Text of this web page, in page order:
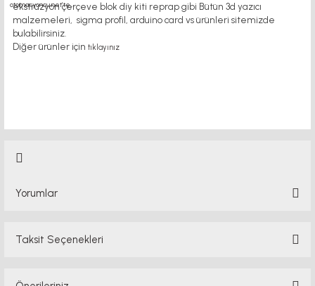
ekstrüzyon çerçeve blok diy kiti reprap gibi Bütün 3d yazıcı
malzemeleri, sigma profil, arduino card vs ürünleri sitemizde
bulabilirsiniz.
Diğer ürünler için tıklayınız
Yorumlar
Taksit Seçenekleri